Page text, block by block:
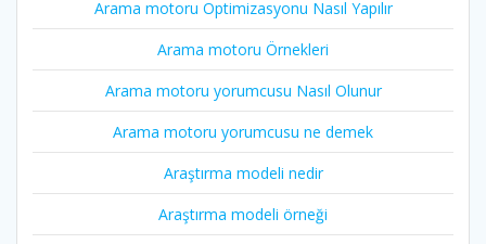
Arama motoru Optimizasyonu Nasıl Yapılır
Arama motoru Örnekleri
Arama motoru yorumcusu Nasıl Olunur
Arama motoru yorumcusu ne demek
Araştırma modeli nedir
Araştırma modeli örneği